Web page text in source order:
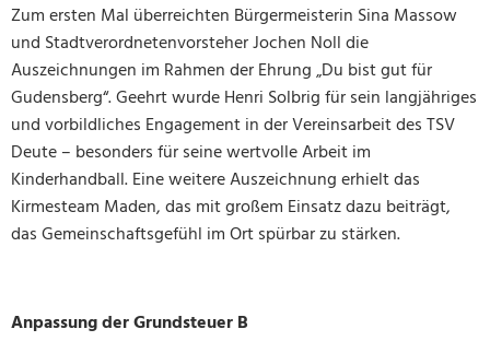
Zum ersten Mal überreichten Bürgermeisterin Sina Massow
und Stadtverordnetenvorsteher Jochen Noll die
Auszeichnungen im Rahmen der Ehrung „Du bist gut für
Gudensberg“. Geehrt wurde Henri Solbrig für sein langjähriges
und vorbildliches Engagement in der Vereinsarbeit des TSV
Deute – besonders für seine wertvolle Arbeit im
Kinderhandball. Eine weitere Auszeichnung erhielt das
Kirmesteam Maden, das mit großem Einsatz dazu beiträgt,
das Gemeinschaftsgefühl im Ort spürbar zu stärken.
Anpassung der Grundsteuer B